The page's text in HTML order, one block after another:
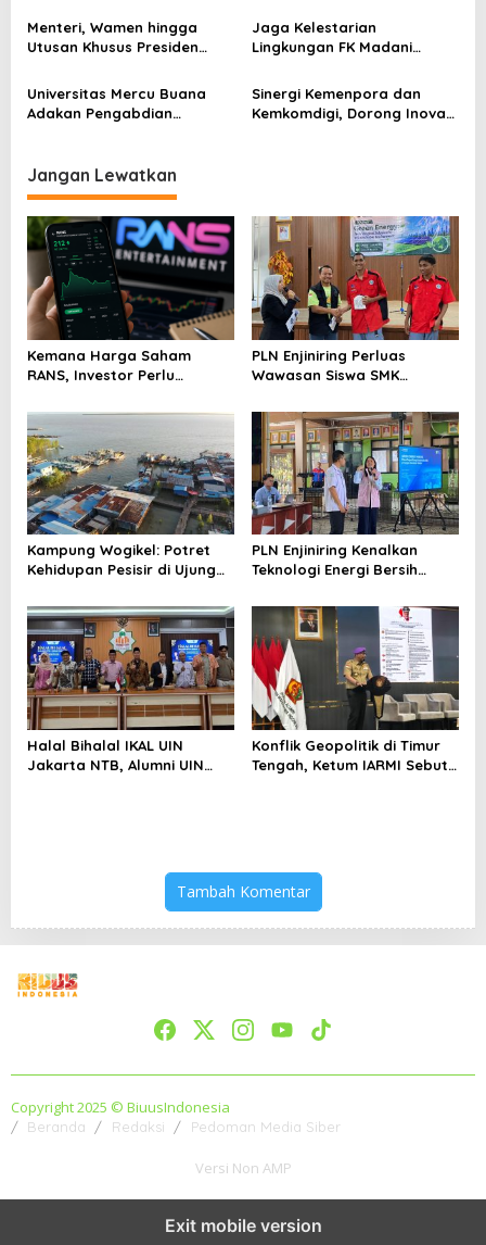
s
Gelar UMMAT Expo #2
Selama 3 Hari
Menteri, Wamen hingga
Utusan Khusus Presiden
Wahyuda
Jaga Kelestarian
Lingkungan FK Madani
Bangunan Liar Kawasan
Sungai
Universitas Mercu Buana
Adakan Pengabdian
Kreatif di Ranah Digital”
Sinergi Kemenpora dan
Kemkomdigi, Dorong Inovasi
Jangan Lewatkan
Kemana Harga Saham
RANS, Investor Perlu
Menghindari Spekulasi
Berlebihan
PLN Enjiniring Perluas
Wawasan Siswa SMK
Perubahan Iklim
Kampung Wogikel: Potret
Kehidupan Pesisir di Ujung
Bertahan di Tengah
Keterbatasan
PLN Enjiniring Kenalkan
Teknologi Energi Bersih
Halal Bihalal IKAL UIN
Jakarta NTB, Alumni UIN
Konflik Geopolitik di Timur
Tengah, Ketum IARMI Sebut
Tambah Komentar
Copyright 2025 © BiuusIndonesia
Beranda Redaksi Pedoman Media Siber
Versi Non AMP
Exit mobile version